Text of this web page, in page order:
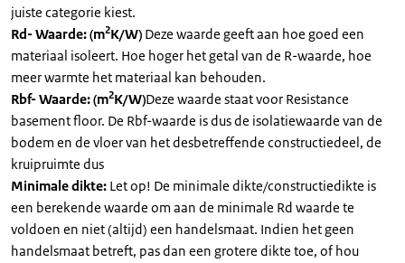
juiste categorie kiest.
Rd- Waarde: (m2K/W) Deze waarde geeft aan hoe goed een
materiaal isoleert. Hoe hoger het getal van de R-waarde, hoe
meer warmte het materiaal kan behouden.
Rbf- Waarde: (m2K/W)Deze waarde staat voor Resistance
basement floor. De Rbf-waarde is dus de isolatiewaarde van de
bodem en de vloer van het desbetreffende constructiedeel, de
kruipruimte dus
Minimale dikte: Let op! De minimale dikte/constructiedikte is
een berekende waarde om aan de minimale Rd waarde te
voldoen en niet (altijd) een handelsmaat. Indien het geen
handelsmaat betreft, pas dan een grotere dikte toe, of hou